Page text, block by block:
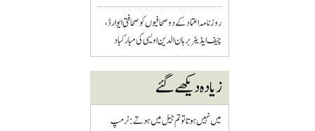
روزنامہ اعتماد کے دو صحافیوں کو صحافتی ایوارڈ،
چیف ایڈیٹر برہان الدین اویسی کی مبارکباد
زیادہ دیکھے گئے
میں نہیں ہوتا تو تم جیل میں ہوتے : ٹرمپ